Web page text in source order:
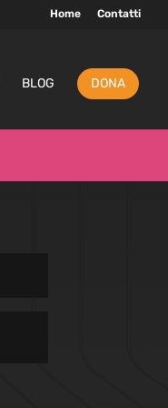
Home Contatti
BLOG DONA